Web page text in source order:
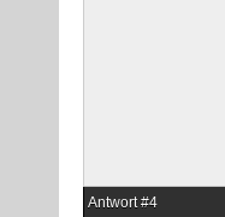
Antwort #4